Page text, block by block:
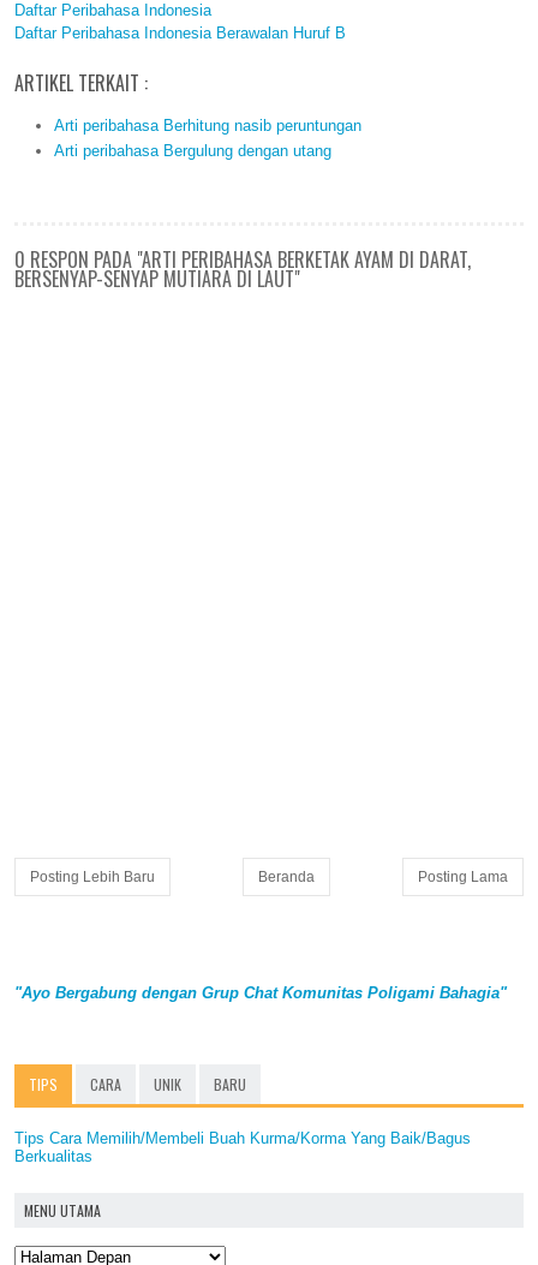
Daftar Peribahasa Indonesia
Daftar Peribahasa Indonesia Berawalan Huruf B
ARTIKEL TERKAIT :
Arti peribahasa Berhitung nasib peruntungan
Arti peribahasa Bergulung dengan utang
0 RESPON PADA "ARTI PERIBAHASA BERKETAK AYAM DI DARAT,
BERSENYAP-SENYAP MUTIARA DI LAUT"
Posting Lebih Baru Posting Lama
Beranda
"Ayo Bergabung dengan Grup Chat Komunitas Poligami Bahagia"
TIPS CARA UNIK BARU
Tips Cara Memilih/Membeli Buah Kurma/Korma Yang Baik/Bagus
Berkualitas
MENU UTAMA